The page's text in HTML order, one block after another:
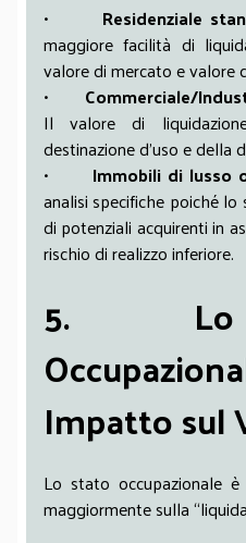
• Residenziale
maggiore facilità di
valore di mercato e valore
• Commerciale/
Il valore di
destinazione d’uso e della
• Immobili di lusso
analisi specifiche poiché
di potenziali acquirenti in
rischio di realizzo inferiore.
5. Lo
Impatto sul
Lo stato occupazionale
maggiormente sulla